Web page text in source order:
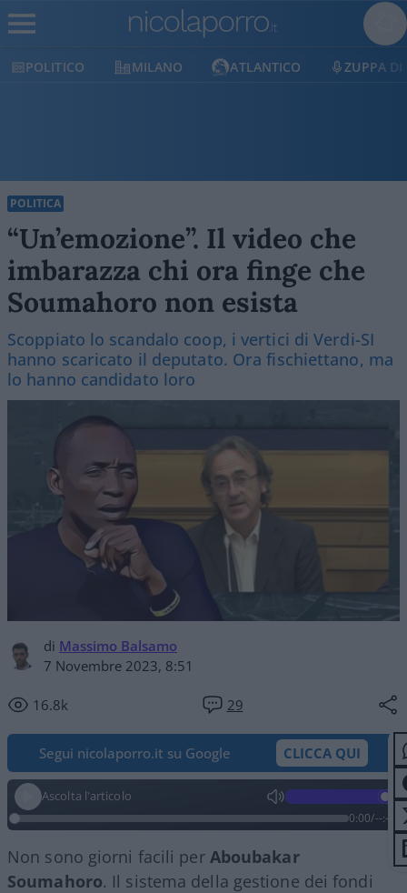
POLITICO MILANO ATLANTICO ZUPPA DI
POLITICA
“Un’emozione”. Il video che
imbarazza chi ora finge che
Soumahoro non esista
Scoppiato lo scandalo coop, i vertici di Verdi-SI
hanno scaricato il deputato. Ora fischiettano, ma
lo hanno candidato loro
di Massimo Balsamo
7 Novembre 2023, 8:51
16.8k 29
Segui nicolaporro.it su Google CLICCA QUI
Ascolta l'articolo
0:00/--:--
Non sono giorni facili per Aboubakar
Soumahoro. Il sistema della gestione dei fondi